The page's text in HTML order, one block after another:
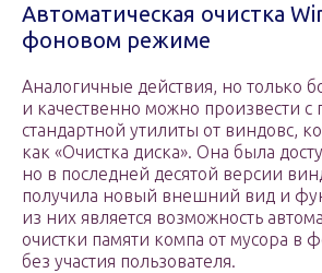
Автоматическая очистка
фоновом режиме
Аналогичные действия, но только
и качественно можно произвести
стандартной утилиты от виндовс,
как «Очистка диска». Она была
но в последней десятой версии
получила новый внешний вид и
из них является возможность
очистки памяти компа от мусора в
без участия пользователя.